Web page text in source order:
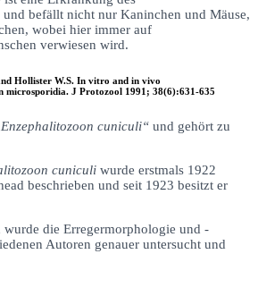
und befällt nicht nur Kaninchen und Mäuse,
wobei hier immer auf
verwiesen wird.
Hollister W.S. In vitro and in vivo
microsporidia. J Protozool 1991; 38(6):631-635
Enzephalitozoon cuniculi“ und gehört zu
cuniculi wurde erstmals 1922
beschrieben und seit 1923 besitzt er
wurde die Erregermorphologie und -
Autoren genauer untersucht und